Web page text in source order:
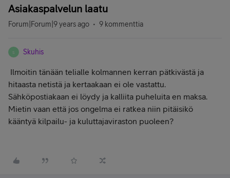
Asiakaspalvelun laatu
Forum|Forum|9 years ago 9 kommenttia
S Skuhis
Ilmoitin tänään telialle kolmannen kerran pätkivästä ja
hitaasta netistä ja kertaakaan ei ole vastattu.
Sähköpostiakaan ei löydy ja kalliita puheluita en maksa.
Mietin vaan että jos ongelma ei ratkea niin pitäisikö
kääntyä kilpailu- ja kuluttajaviraston puoleen?